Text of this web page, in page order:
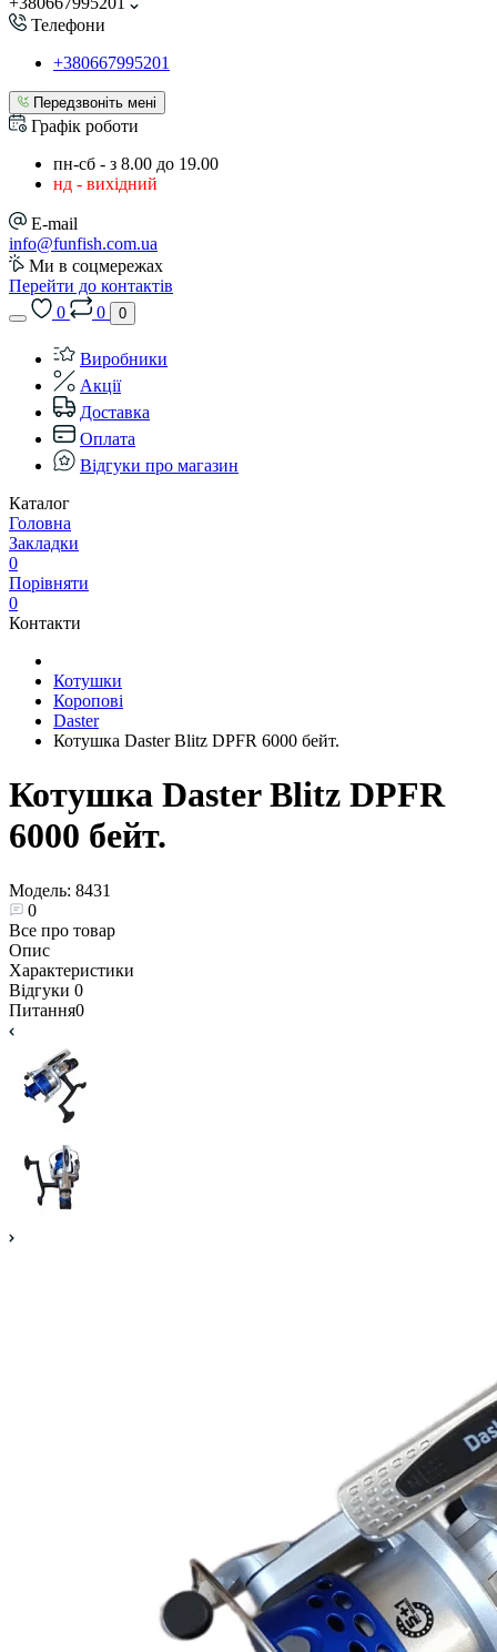
Телефони
+380667995201
Передзвоніть мені
Графік роботи
пн-сб - з 8.00 до 19.00
нд - вихідний
E-mail
info@funfish.com.ua
Ми в соцмережах
Перейти до контактів
0
0 0
Виробники
Акції
Доставка
Оплата
Відгуки про магазин
Каталог
Головна
Закладки
0
Порівняти
0
Контакти
Котушки
Коропові
Daster
Котушка Daster Blitz DPFR 6000 бейт.
Котушка Daster Blitz DPFR
6000 бейт.
Модель: 8431
0
Все про товар
Опис
Характеристики
Відгуки 0
Питання0